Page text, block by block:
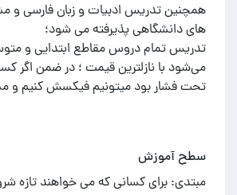
همچنین تدریس ادبیات و زبان فارسی و
تدریس تمام دروس مقاطع ابتدایی و
می‌شود با نازلترین قیمت ؛ در ضمن اگر
تحت فشار بود میتونیم فیکسش کنیم و
سطح آموزش
مبتدی: برای کسانی که می خواهند تازه